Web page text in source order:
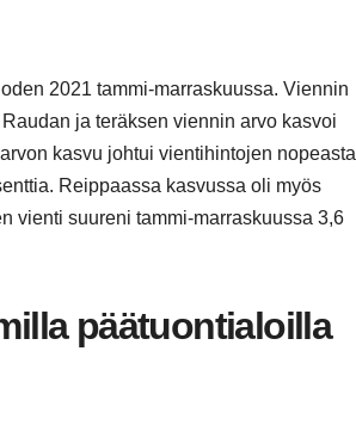
2021 tammi-marraskuussa. Viennin
ja teräksen viennin arvo kasvoi
kasvu johtui vientihintojen nopeasta
Reippaassa kasvussa oli myös
vienti suureni tammi-marraskuussa 3,6
päätuontialoilla